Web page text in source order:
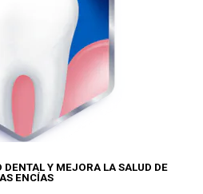
Y MEJORA LA SALUD DE
ENCÍAS